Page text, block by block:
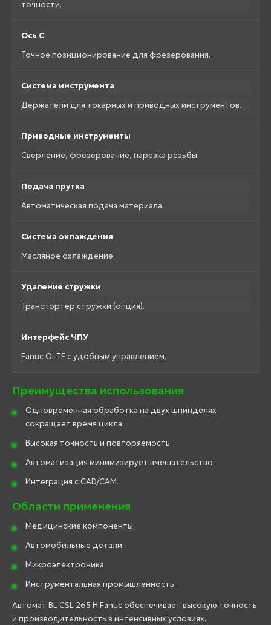
точности.
Ось C
Точное позиционирование для фрезерования.
Система инструмента
Держатели для токарных и приводных инструментов.
Приводные инструменты
Сверление, фрезерование, нарезка резьбы.
Подача прутка
Автоматическая подача материала.
Система охлаждения
Масляное охлаждение.
Удаление стружки
Транспортер стружки (опция).
Интерфейс ЧПУ
Fanuc Oi-TF с удобным управлением.
Преимущества использования
Одновременная обработка на двух шпинделях
сокращает время цикла.
Высокая точность и повторяемость.
Автоматизация минимизирует вмешательство.
Интеграция с CAD/CAM.
Области применения
Медицинские компоненты.
Автомобильные детали.
Микроэлектроника.
Инструментальная промышленность.
Автомат BL CSL 265 H Fanuc обеспечивает высокую точность
и производительность в интенсивных условиях.